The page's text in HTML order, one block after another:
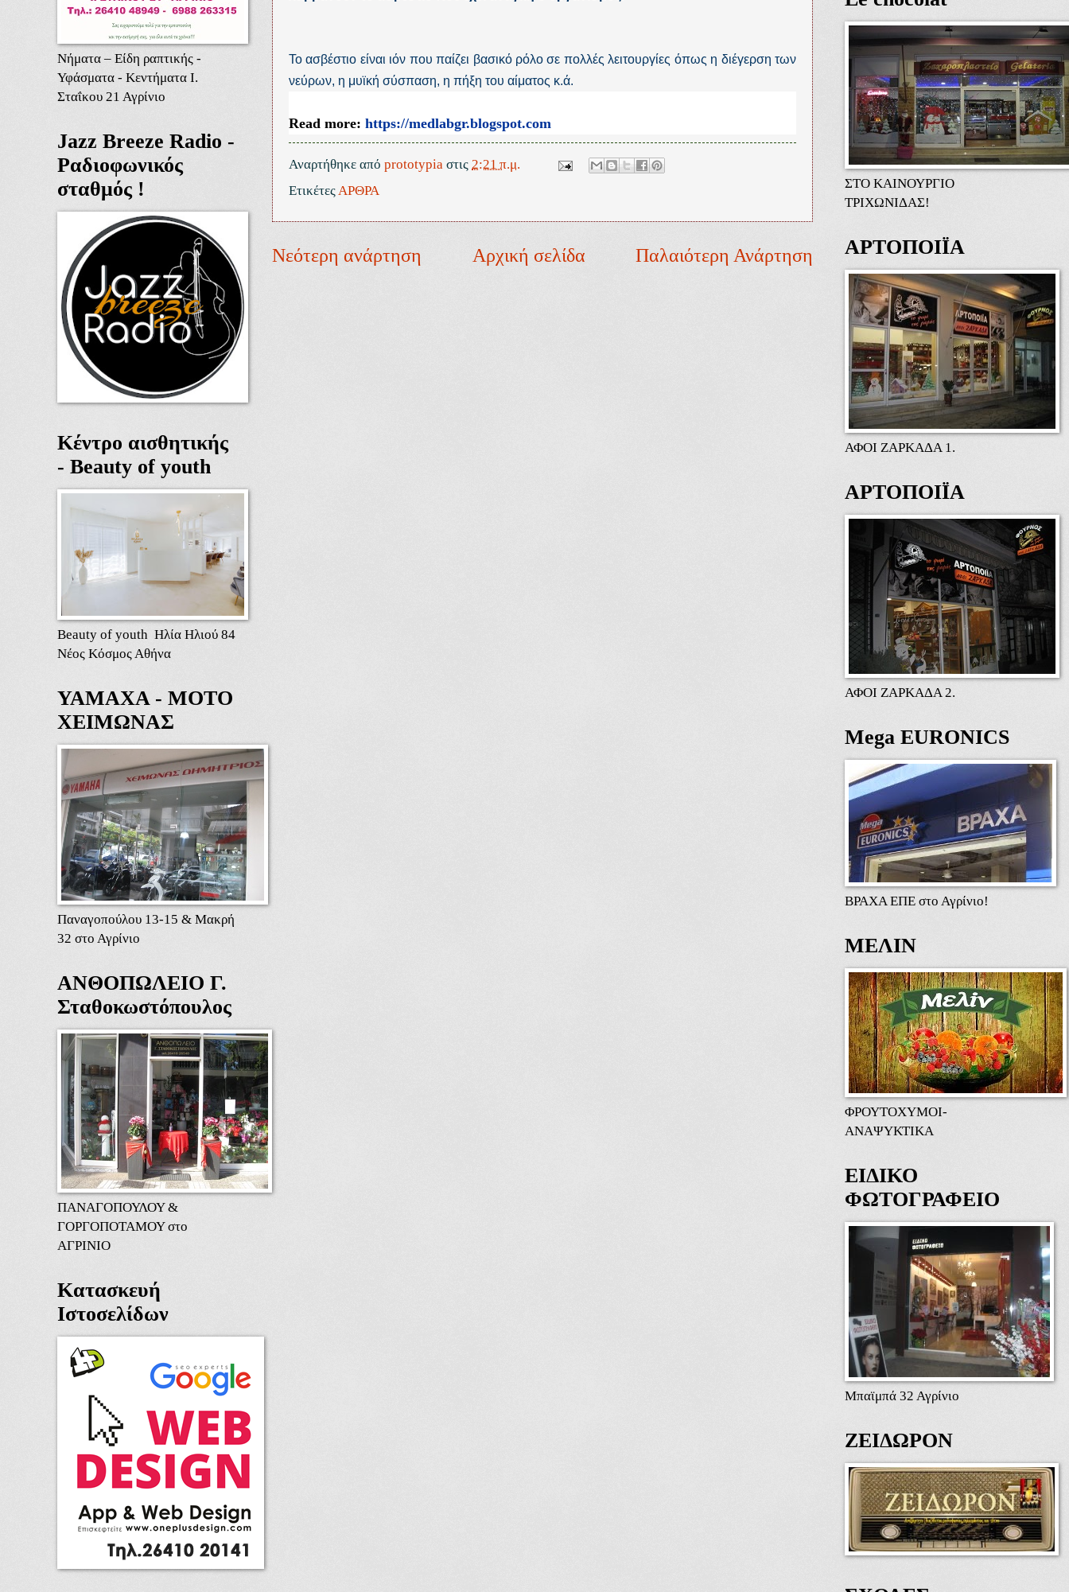
Το ασβέστιο είναι ιόν που παίζει βασικό ρόλο σε πολλές λειτουργίες όπως η διέγερση των
νεύρων, η μυϊκή σύσπαση, η πήξη του αίματος κ.ά.
Read more: https://medlabgr.blogspot.com
Αναρτήθηκε από prototypia στις 2:21 π.μ.
ΕτικέτεςΑΡΘΡΑ
Νεότερη ανάρτηση Παλαιότερη Ανάρτηση
Αρχική σελίδα
Νήματα – Είδη ραπτικής -
Υφάσματα - Κεντήματα Ι.
Σταΐκου 21 Αγρίνιο
Jazz Breeze Radio -
Ραδιοφωνικός
σταθμός !
Κέντρο αισθητικής
- Beauty of youth
Beauty of youth Ηλία Ηλιού 84
Νέος Κόσμος Αθήνα
ΥΑΜΑΧΑ - ΜΟΤΟ
ΧΕΙΜΩΝΑΣ
Παναγοπούλου 13-15 & Μακρή
32 στο Αγρίνιο
ΑΝΘΟΠΩΛΕΙΟ Γ.
Σταθοκωστόπουλος
ΠΑΝΑΓΟΠΟΥΛΟΥ &
ΓΟΡΓΟΠΟΤΑΜΟΥ στο
ΑΓΡΙΝΙΟ
Κατασκευή
Ιστοσελίδων
ΣΤΟ ΚΑΙΝΟΥΡΓΙΟ
ΤΡΙΧΩΝΙΔΑΣ!
ΑΡΤΟΠΟΙΪΑ
ΑΦΟΙ ΖΑΡΚΑΔΑ 1.
ΑΡΤΟΠΟΙΪΑ
ΑΦΟΙ ΖΑΡΚΑΔΑ 2.
Mega EURONICS
ΒΡΑΧΑ ΕΠΕ στο Αγρίνιο!
ΜΕΛΙΝ
ΦΡΟΥΤΟΧΥΜΟΙ-
ΑΝΑΨΥΚΤΙΚΑ
ΕΙΔΙΚΟ
ΦΩΤΟΓΡΑΦΕΙΟ
Μπαϊμπά 32 Αγρίνιο
ΖΕΙΔΩΡΟΝ